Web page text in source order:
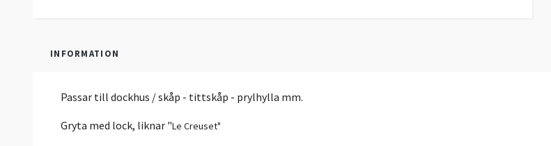
INFORMATION
Passar till dockhus / skåp - tittskåp - prylhylla mm.
Gryta med lock, liknar "Le Creuset"